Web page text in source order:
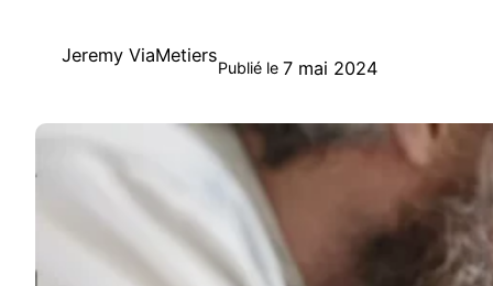
Jeremy ViaMetiers
Publié le 7 mai 2024